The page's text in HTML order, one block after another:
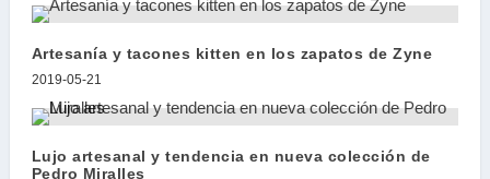
Artesanía y tacones kitten en los zapatos de Zyne
2019-05-21
Lujo artesanal y tendencia en nueva colección de
Pedro Miralles